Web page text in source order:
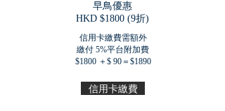
早鳥優惠
​HKD $1800 (9折)
信用卡繳費需額外
繳付 5%平台附加費
$1800 ＋$ 90＝$1890
信用卡繳費